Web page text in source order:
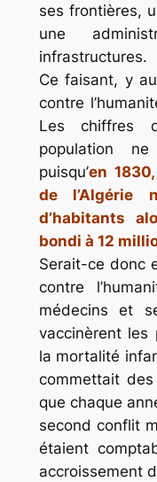
ses frontières,
une
infrastructures.
Ce faisant, y
contre
Les chiffres
population
puisqu’en
de l’Algérie
d’habitants
bondi à 12
Serait-ce donc
contre
médecins et
vaccinèrent les
la mortalité
commettait
que chaque
second conflit
étaient
accroissement